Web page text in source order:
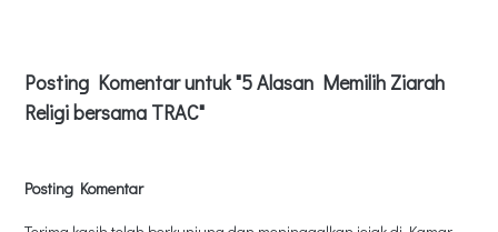
Posting Komentar untuk "5 Alasan Memilih Ziarah
Religi bersama TRAC"
Posting Komentar